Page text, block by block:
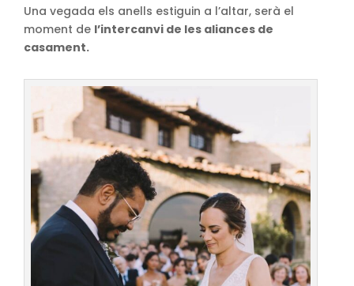
Una vegada els anells estiguin a l’altar, serà el
moment de l’intercanvi de les aliances de
casament.